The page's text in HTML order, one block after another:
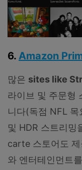
6. Amazon
많은 sites like
라이브 및 주문형
니다(독점 NFL
및 HDR 스트리밍
carte 스토어도
와 엔터테인먼트